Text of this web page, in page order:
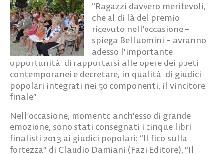
“Ragazzi davvero meritevoli,
che al di là del premio
ricevuto nell’occasione –
spiega Belluomini – avranno
adesso l’importante
opportunità di rapportarsi alle opere dei poeti
contemporanei e decretare, in qualità di giudici
popolari integrati nei 50 componenti, il vincitore
finale”.
Nell’occasione, momento anch’esso di grande
emozione, sono stati consegnati i cinque libri
finalisti 2013 ai giudici popolari: “Il fico sulla
fortezza” di Claudio Damiani (Fazi Editore), “Il